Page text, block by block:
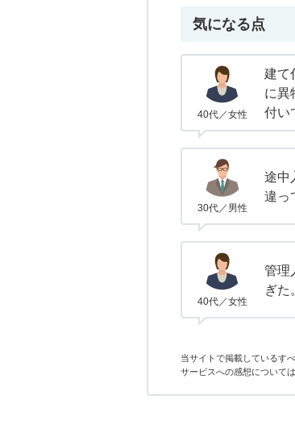
気になる点
40代／女性
建て
に異
付い
30代／男性
途中
違っ
40代／女性
管理
ぎた。
当サイトで掲載しているす
サービスへの感想について